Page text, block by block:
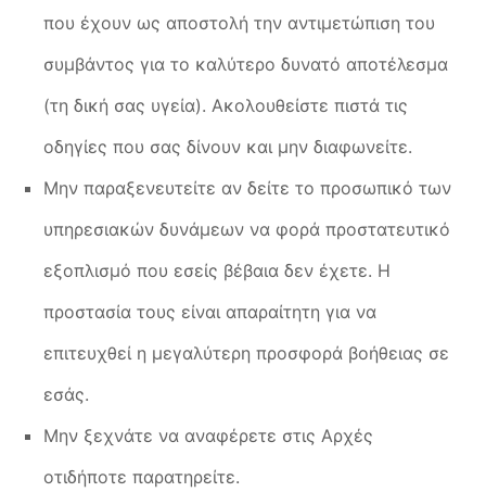
που έχουν ως αποστολή την αντιμετώπιση του
συμβάντος για το καλύτερο δυνατό αποτέλεσμα
(τη δική σας υγεία). Ακολουθείστε πιστά τις
οδηγίες που σας δίνουν και μην διαφωνείτε.
Μην παραξενευτείτε αν δείτε το προσωπικό των
υπηρεσιακών δυνάμεων να φορά προστατευτικό
εξοπλισμό που εσείς βέβαια δεν έχετε. Η
προστασία τους είναι απαραίτητη για να
επιτευχθεί η μεγαλύτερη προσφορά βοήθειας σε
εσάς.
Μην ξεχνάτε να αναφέρετε στις Aρχές
οτιδήποτε παρατηρείτε.